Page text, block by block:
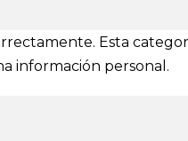
Esta
información personal.